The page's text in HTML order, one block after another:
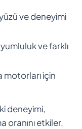
ve deneyimi
ve farklı
motorları için
deneyimi,
oranını etkiler.